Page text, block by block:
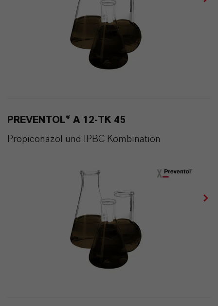
PREVENTOL® A 12-TK 45
Propiconazol und IPBC Kombination